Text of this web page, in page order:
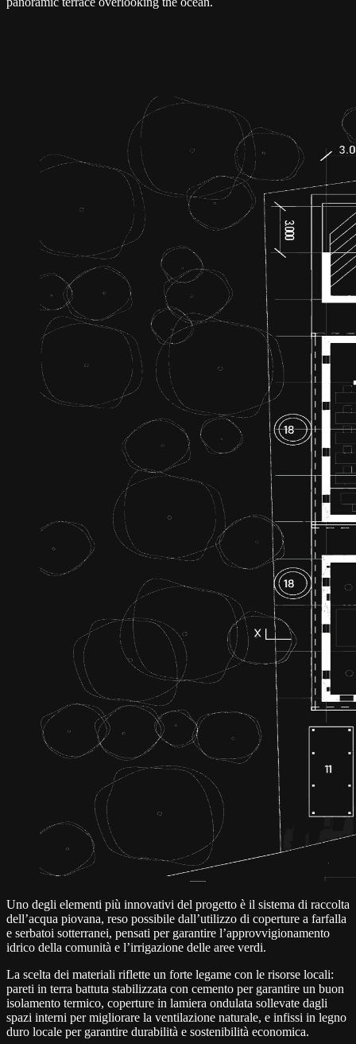
Uno degli elementi più innovativi del progetto è il sistema di raccolta
dell’acqua piovana, reso possibile dall’utilizzo di coperture a farfalla
e serbatoi sotterranei, pensati per garantire l’approvvigionamento
idrico della comunità e l’irrigazione delle aree verdi.
La scelta dei materiali riflette un forte legame con le risorse locali:
pareti in terra battuta stabilizzata con cemento per garantire un buon
isolamento termico, coperture in lamiera ondulata sollevate dagli
spazi interni per migliorare la ventilazione naturale, e infissi in legno
duro locale per garantire durabilità e sostenibilità economica.